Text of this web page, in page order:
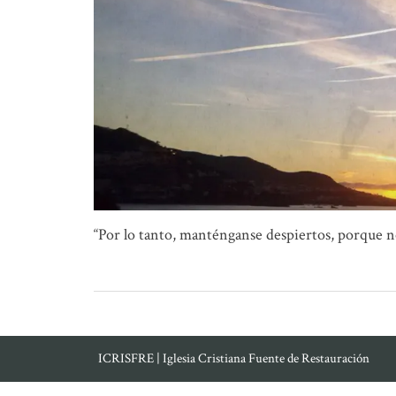
“Por lo tanto, manténganse despiertos, porque
ICRISFRE | Iglesia Cristiana Fuente de Restauración